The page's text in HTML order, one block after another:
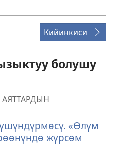
Кийинкиси
болушу
«Өлүм
жүрсөм